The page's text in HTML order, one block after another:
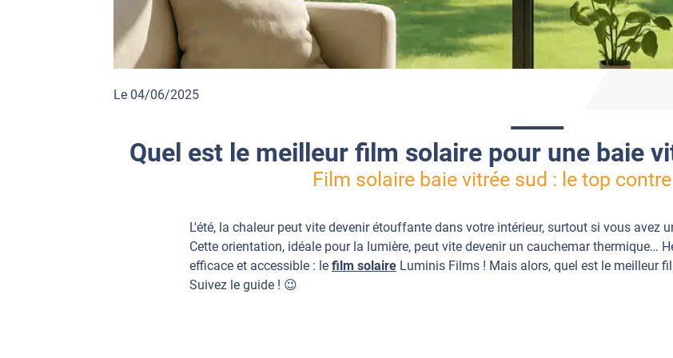
Le 04/06/2025
Quel est le meilleur film solaire pour une baie
Film solaire baie vitrée sud : le top
L'été, la chaleur peut vite devenir étouffante dans votre intérieur, surtout si vous avez
Cette orientation, idéale pour la lumière, peut vite devenir un cauchemar thermique…
efficace et accessible : le film solaire Luminis Films ! Mais alors, quel est le meilleur
Suivez le guide ! 😉